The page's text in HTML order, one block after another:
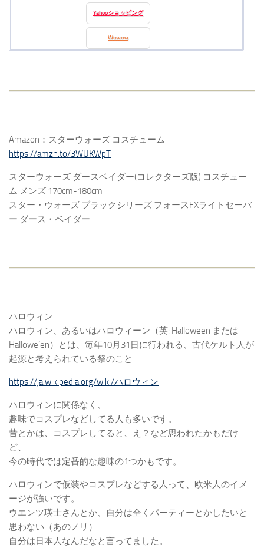
Yahooショッピング
Wowma
Amazon：スターウォーズ コスチューム
https://amzn.to/3WUKWpT
スターウォーズ ダースベイダー(コレクターズ版) コスチュー
ム メンズ 170cm-180cm
スター・ウォーズ ブラックシリーズ フォースFXライトセーバ
ー ダース・ベイダー
ハロウィン
ハロウィン、あるいはハロウィーン（英: Halloween または
Hallowe’en）とは、毎年10月31日に行われる、古代ケルト人が
起源と考えられている祭のこと
https://ja.wikipedia.org/wiki/ハロウィン
ハロウィンに関係なく、
趣味でコスプレなどしてる人も多いです。
昔とかは、コスプレしてると、え？など思われたかもだけ
ど、
今の時代では定番的な趣味の1つかもです。
ハロウィンで仮装やコスプレなどする人って、欧米人のイメ
ージが強いです。
ウエンツ瑛士さんとか、自分は全くパーティーとかしたいと
思わない（あのノリ）
自分は日本人なんだなと言ってました。